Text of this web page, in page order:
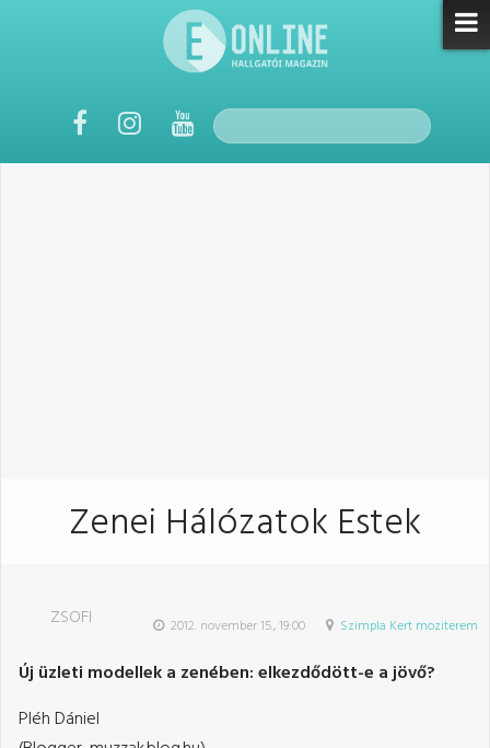
Zenei Hálózatok Estek
ZSOFI 2012. november 15., 19:00 Szimpla Kert moziterem
Új üzleti modellek a zenében: elkezdődött-e a jövő?
Pléh Dániel